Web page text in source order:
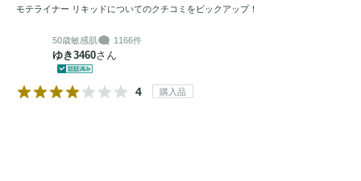
モテライナー リキッドについてのクチコミをピックアップ！
50歳敏感肌 1166件
ゆき3460さん
4 購入品